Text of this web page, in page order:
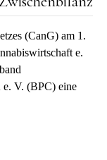
(CanG) am 1.
e.
e. V. (BPC) eine